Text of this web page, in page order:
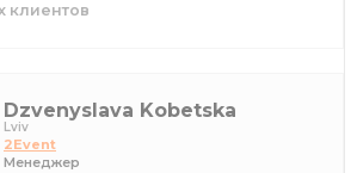
клиентов
Dzvenyslava Kobetska
Lviv
2Event
Менеджер